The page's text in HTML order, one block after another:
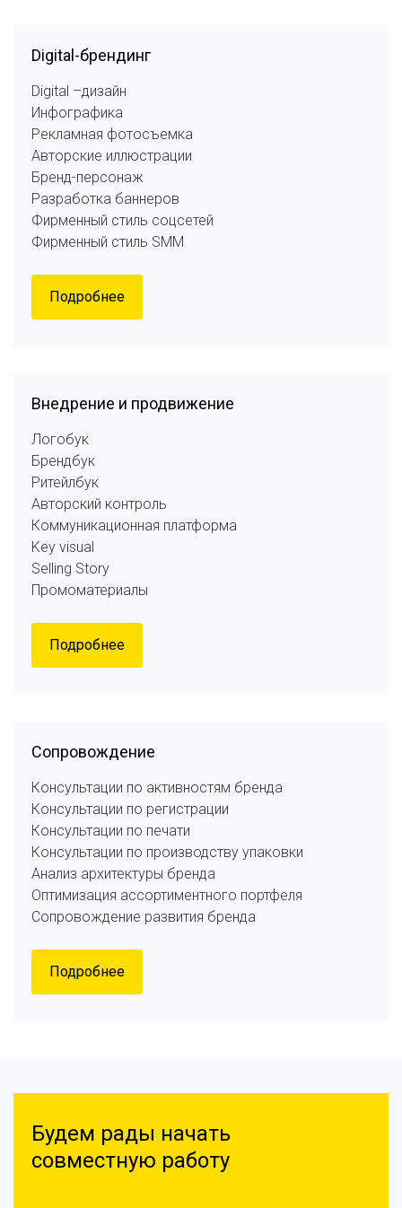
Digital-брендинг
Digital –дизайн
Инфографика
Рекламная фотосъемка
Авторские иллюстрации
Бренд-персонаж
Разработка баннеров
Фирменный стиль соцсетей
Фирменный стиль SMM
Подробнее
Внедрение и продвижение
Логобук
Брендбук
Ритейлбук
Авторский контроль
Коммуникационная платформа
Key visual
Selling Story
Промоматериалы
Подробнее
Cопровождение
Консультации по активностям бренда
Консультации по регистрации
Консультации по печати
Консультации по производству упаковки
Анализ архитектуры бренда
Оптимизация ассортиментного портфеля
Сопровождение развития бренда
Подробнее
Будем рады начать
совместную работу